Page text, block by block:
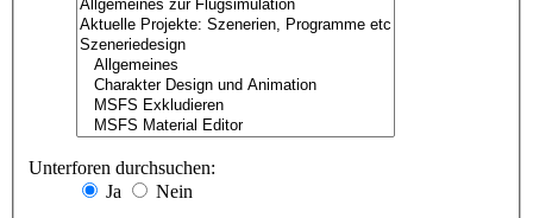
Unterforen durchsuchen:
Ja
Nein